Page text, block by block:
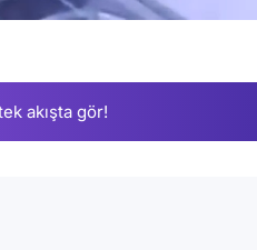
akışta gör!